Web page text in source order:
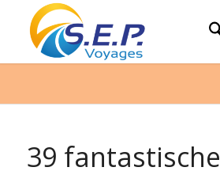
39 fantastische